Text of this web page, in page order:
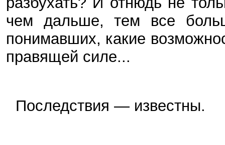
чем дальше, тем все
понимавших, какие
правящей силе...
Последствия — известны.